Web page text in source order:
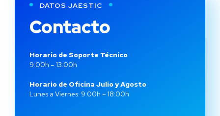
DATOS JAESTIC
Contacto
Horario de Soporte Técnico
9:00h – 13:00h
Horario de Oficina Julio y Agosto
Lunes a Viernes: 9:00h – 18:00h